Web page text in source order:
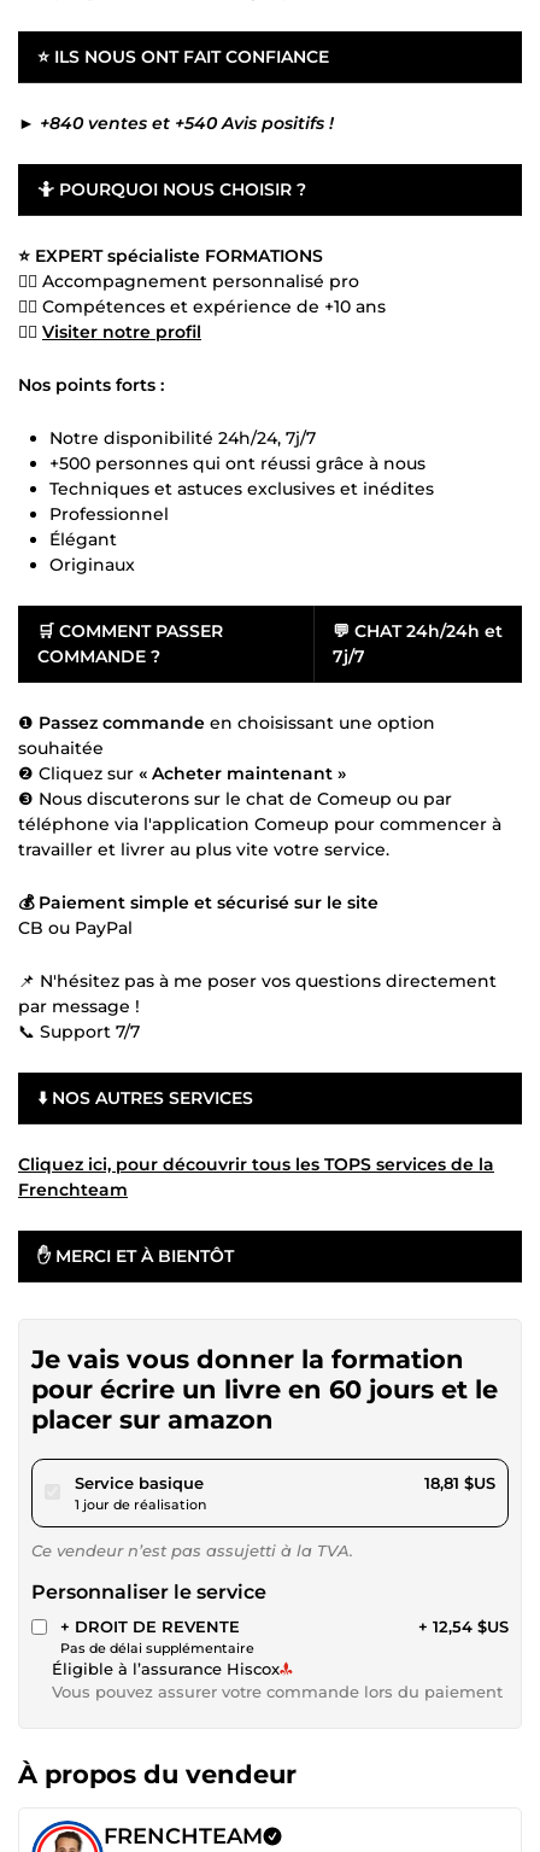
⭐ ILS NOUS ONT FAIT CONFIANCE
► +840 ventes et +540 Avis positifs !
🤷 POURQUOI NOUS CHOISIR ?
⭐ EXPERT spécialiste FORMATIONS
👍🏻 Accompagnement personnalisé pro
👍🏻 Compétences et expérience de +10 ans
👍🏻 Visiter notre profil
Nos points forts :
Notre disponibilité 24h/24, 7j/7
+500 personnes qui ont réussi grâce à nous
Techniques et astuces exclusives et inédites
Professionnel
Élégant
Originaux
🛒 COMMENT PASSER
COMMANDE ?
💬 CHAT 24h/24h et
7j/7
❶ Passez commande en choisissant une option
souhaitée
❷ Cliquez sur « Acheter maintenant »
❸ Nous discuterons sur le chat de Comeup ou par
téléphone via l'application Comeup pour commencer à
travailler et livrer au plus vite votre service.
💰 Paiement simple et sécurisé sur le site
CB ou PayPal
📌 N'hésitez pas à me poser vos questions directement
par message !
📞 Support 7/7
⬇️ NOS AUTRES SERVICES
Cliquez ici, pour découvrir tous les TOPS services de la
Frenchteam
✋ MERCI ET À BIENTÔT
Je vais vous donner la formation
pour écrire un livre en 60 jours et le
placer sur amazon
Service basiquepour 17,34 $US
1 jour de réalisation
18,81 $US
Ce vendeur n’est pas assujetti à la TVA.
Personnaliser le service
+ DROIT DE REVENTE
Pas de délai supplémentaire
+ 12,54 $US
Éligible à l’assurance Hiscox
Vous pouvez assurer votre commande lors du paiement
À propos du vendeur
FRENCHTEAM